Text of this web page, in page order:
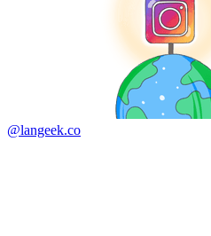
@langeek.co